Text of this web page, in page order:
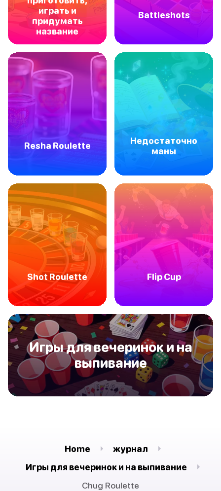
играть и
придумать
название
Battleshots
Resha Roulette
Недостаточно
маны
Shot Roulette Flip Cup
Игры для вечеринок и на
выпивание
Home
журнал
Игры для вечеринок и на выпивание
Chug Roulette